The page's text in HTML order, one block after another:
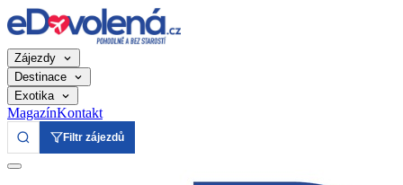
Zájezdy
Destinace
Exotika
MagazínKontakt
Filtr zájezdů